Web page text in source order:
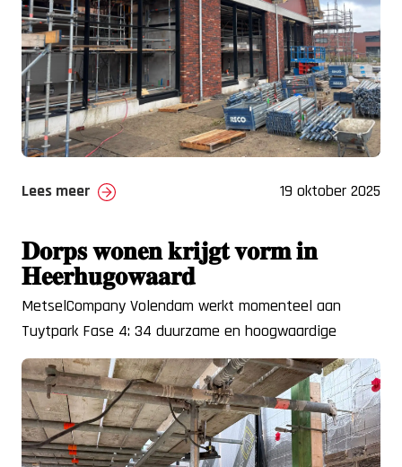
Lees meer 19 oktober 2025
𝐃𝐨𝐫𝐩𝐬 𝐰𝐨𝐧𝐞𝐧 𝐤𝐫𝐢𝐣𝐠𝐭 𝐯𝐨𝐫𝐦 𝐢𝐧
𝐇𝐞𝐞𝐫𝐡𝐮𝐠𝐨𝐰𝐚𝐚𝐫𝐝
MetselCompany Volendam werkt momenteel aan
Tuytpark Fase 4: 34 duurzame en hoogwaardige
woningen op een fraaie, landelijke locatie. Dit project